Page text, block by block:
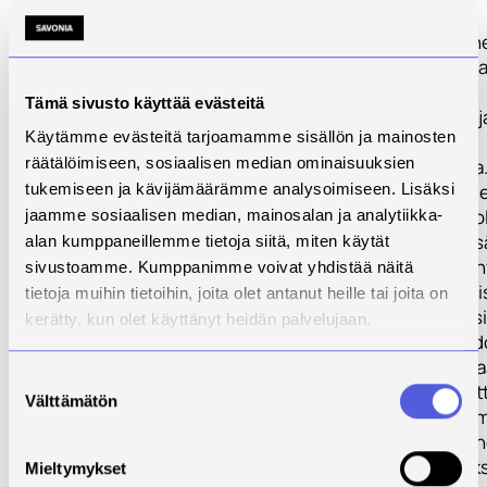
Tämä sivusto käyttää evästeitä
Käytämme evästeitä tarjoamamme sisällön ja mainosten
räätälöimiseen, sosiaalisen median ominaisuuksien
tukemiseen ja kävijämäärämme analysoimiseen. Lisäksi
jaamme sosiaalisen median, mainosalan ja analytiikka-
alan kumppaneillemme tietoja siitä, miten käytät
sivustoamme. Kumppanimme voivat yhdistää näitä
tietoja muihin tietoihin, joita olet antanut heille tai joita on
kerätty, kun olet käyttänyt heidän palvelujaan.
valinta
Välttämätön
Mieltymykset
Jatkuva
tärkeässä
kehittämisessä
yksi ministeriön
myötä eri
yritysten
saada
asiantuntijat ja
kansallista
kasvavat.
laajemmat
liiketoiminnan
osaamisen
Osaavan
saatavuus
hanke tuo